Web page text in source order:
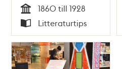
Stockholm före
Stadsbibliotekets
tillkomst 1928 /
Mats Myrstener
Tid
1860 till 1928
Typ
Litteraturtips